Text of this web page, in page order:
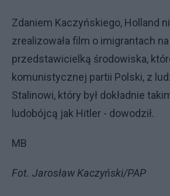
Zdaniem Kaczyńskiego, Holland
zrealizowała film o imigrantach
przedstawicielką środowiska,
komunistycznej partii Polski, z
Stalinowi, który był dokładnie
ludobójcą jak Hitler - dowodził.
MB
Fot. Jarosław Kaczyński/PAP